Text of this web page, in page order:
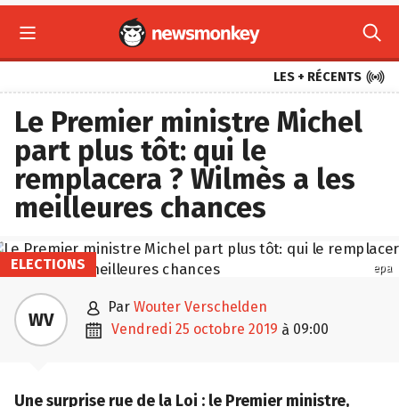
 
LES + RÉCENTS 
Le Premier ministre Michel
part plus tôt: qui le
remplacera ? Wilmès a les
meilleures chances
epa
ELECTIONS
WV  par Wouter Verschelden
 vendredi 25 octobre 2019 à 09:00
Une surprise rue de la Loi : le Premier ministre,